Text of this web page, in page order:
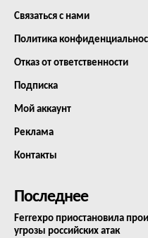
Связаться с нами
Политика
Отказ от ответственности
Подписка
Мой аккаунт
Реклама
Контакты
Последнее
Ferrexpo приостановила
угрозы российских атак